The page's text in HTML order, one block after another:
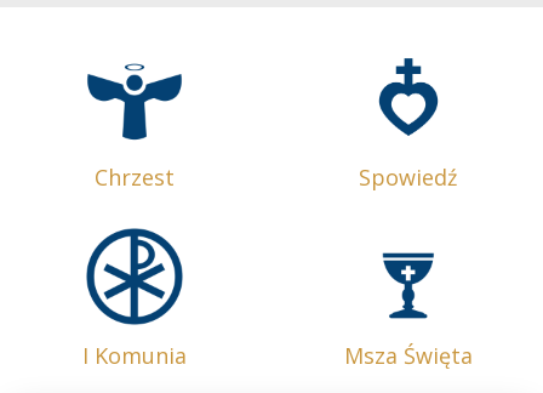
Chrzest Spowiedź
I Komunia Msza Święta